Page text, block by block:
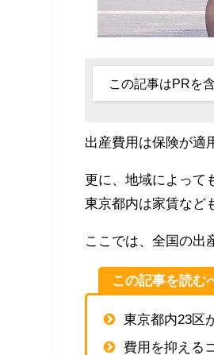
この記事はPRを
出産費用は保険が適
更に、地域によって
東京都内は家賃など
ここでは、全国の出
この記事を読む
東京都内23区
費用を抑える